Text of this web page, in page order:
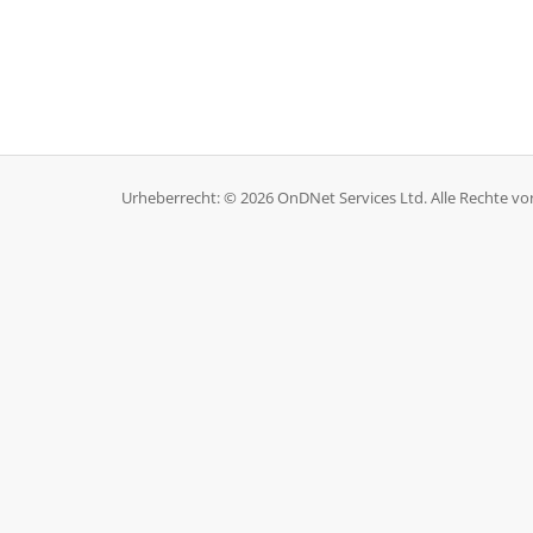
Urheberrecht: © 2026 OnDNet Services Ltd. Alle Rechte